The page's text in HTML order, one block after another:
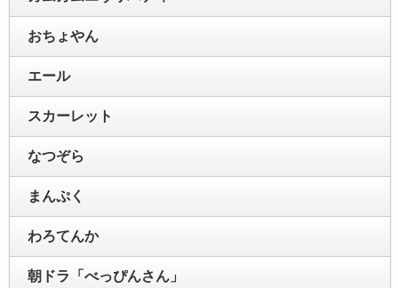
おちょやん
エール
スカーレット
なつぞら
まんぷく
わろてんか
朝ドラ「べっぴんさん」